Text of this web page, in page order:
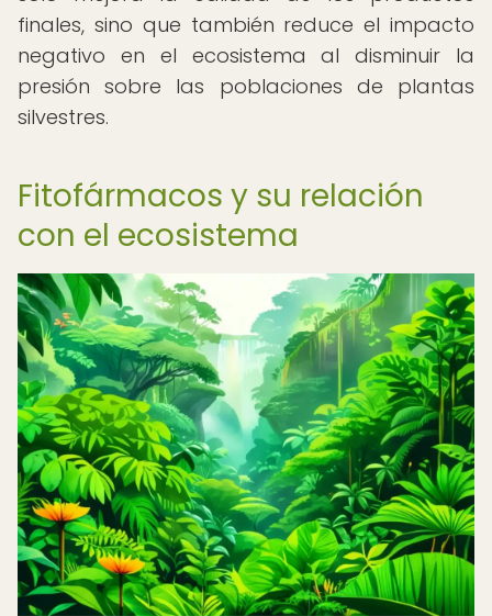
finales, sino que también reduce el impacto
negativo en el ecosistema al disminuir la
presión sobre las poblaciones de plantas
silvestres.
Fitofármacos y su relación
con el ecosistema